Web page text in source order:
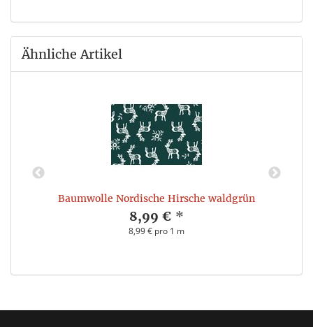
Ähnliche Artikel
Baumwolle Nordische Hirsche waldgrün
8,99 € *
8,99 € pro 1 m